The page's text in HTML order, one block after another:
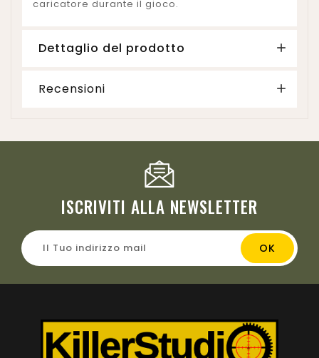
caricatore durante il gioco.
Dettaglio del prodotto
Recensioni
ISCRIVITI ALLA NEWSLETTER